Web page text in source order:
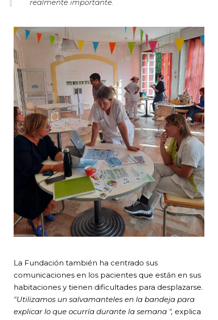
realmente importante.
La Fundación también ha centrado sus
comunicaciones en los pacientes que están en sus
habitaciones y tienen dificultades para desplazarse.
"Utilizamos un salvamanteles en la bandeja para
explicar lo que ocurría durante la semana ", explica